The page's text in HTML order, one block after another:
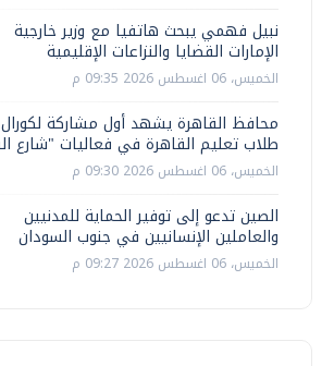
نبيل فهمي يبحث هاتفيا مع وزير خارجية
الإمارات القضايا والنزاعات الإقليمية
الخميس، 06 اغسطس 2026 09:35 م
محافظ القاهرة يشهد أول مشاركة لكورال
طلاب تعليم القاهرة في فعاليات "شارع
الخميس، 06 اغسطس 2026 09:30 م
الصين تدعو إلى توفير الحماية للمدنيين
والعاملين الإنسانيين في جنوب السودان
الخميس، 06 اغسطس 2026 09:27 م